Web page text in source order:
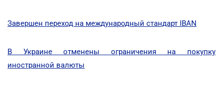
Завершен переход на международный стандарт IBAN
В Украине отменены ограничения на покупку
иностранной валюты